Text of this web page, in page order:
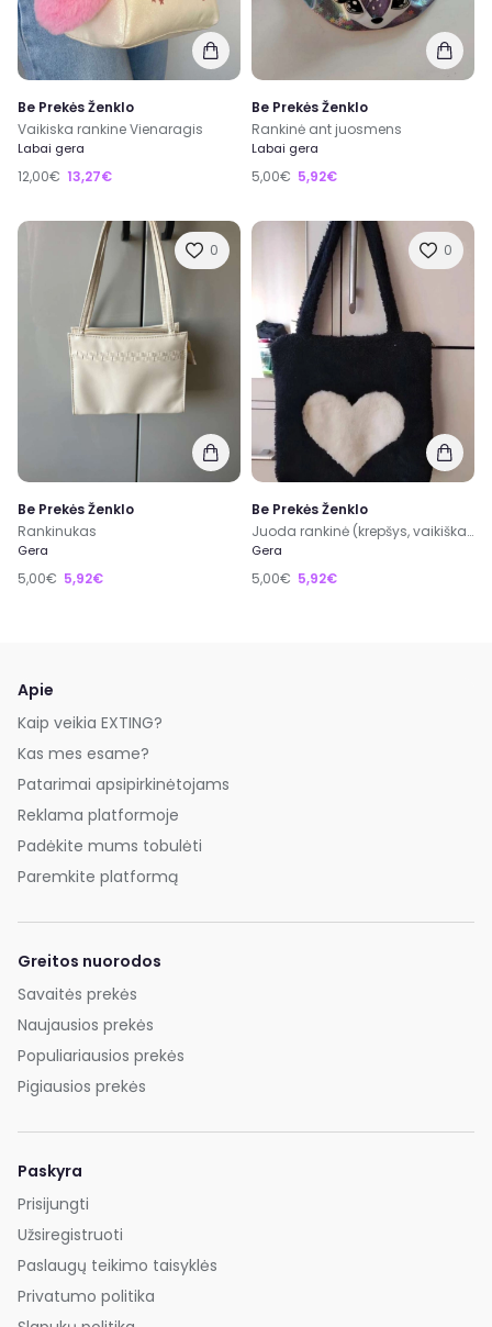
Be Prekės Ženklo
Vaikiska rankine Vienaragis
Labai gera
12,00€ 13,27€
Be Prekės Ženklo
Rankinė ant juosmens
Labai gera
5,00€ 5,92€
0
Be Prekės Ženklo
Rankinukas
Gera
5,00€ 5,92€
0
Be Prekės Ženklo
Juoda rankinė (krepšys, vaikiškas)
Gera
5,00€ 5,92€
Apie
Kaip veikia EXTING?
Kas mes esame?
Patarimai apsipirkinėtojams
Reklama platformoje
Padėkite mums tobulėti
Paremkite platformą
Greitos nuorodos
Savaitės prekės
Naujausios prekės
Populiariausios prekės
Pigiausios prekės
Paskyra
Prisijungti
Užsiregistruoti
Paslaugų teikimo taisyklės
Privatumo politika